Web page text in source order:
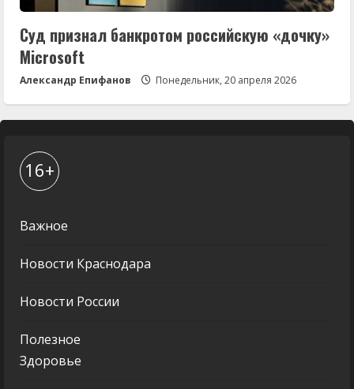
Суд признал банкротом российскую «дочку»
Microsoft
Александр Епифанов Понедельник, 20 апреля 2026
16+
Важное
Новости Краснодара
Новости России
Полезное
Здоровье